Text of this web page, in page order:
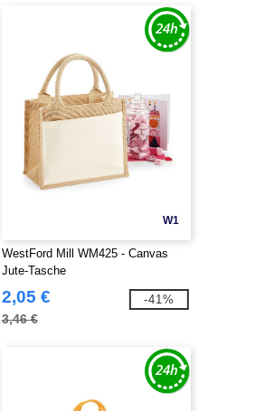
W1
WestFord Mill WM425 - Canvas
Jute-Tasche
2,05 €
3,46 €
-41%